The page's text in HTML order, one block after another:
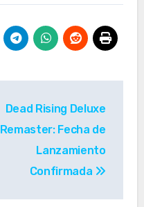
Dead Rising Deluxe
Remaster: Fecha de
Lanzamiento
Confirmada